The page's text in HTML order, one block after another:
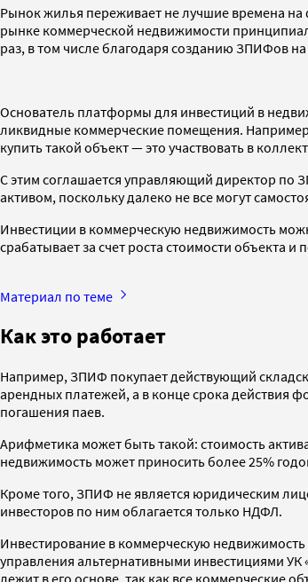
Рынок жилья переживает не лучшие времена
рынке коммерческой недвижимости
раз, в том числе благодаря созданию ЗПИФов
Основатель платформы для инвестиций в
ликвидные коммерческие помещения.
купить такой объект — это участвовать в
С этим соглашается управляющий директор по
активом, поскольку далеко не все могут
Инвестиции в коммерческую недвижимость
срабатывает за счет роста стоимости объекта
Материал по теме
Как это работает
Например, ЗПИФ покупает действующий
арендных платежей, а в конце срока действия
погашения паев.
Арифметика может быть такой: стоимость
недвижимость может приносить более 25%
Кроме того, ЗПИФ не является юридическим
инвесторов по ним облагается только НДФЛ.
Инвестирование в коммерческую
управления альтернативными инвестициями